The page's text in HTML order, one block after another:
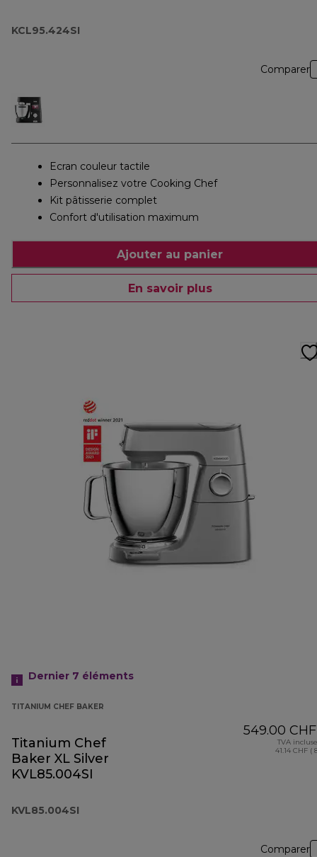
KCL95.424SI
Comparer
Ecran couleur tactile
Personnalisez votre Cooking Chef
Kit pâtisserie complet
Confort d'utilisation maximum
Ajouter au panier
En savoir plus
Dernier 7 éléments
TITANIUM CHEF BAKER
Titanium Chef
Baker XL Silver
KVL85.004SI
KVL85.004SI
549.00 CHF
TVA
41.14 CHF (
Comparer